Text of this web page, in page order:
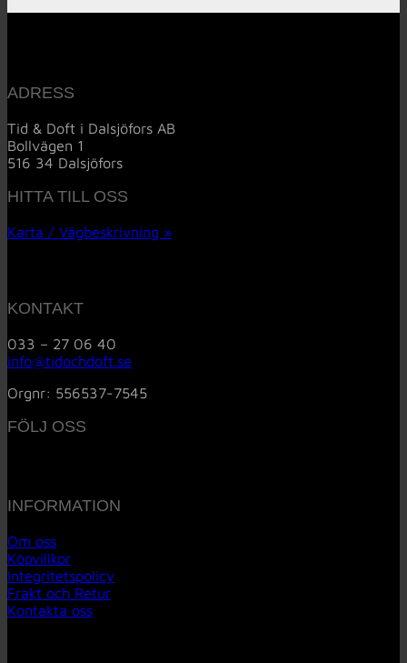
ADRESS
Tid & Doft i Dalsjöfors AB
Bollvägen 1
516 34 Dalsjöfors
HITTA TILL OSS
Karta / Vägbeskrivning »
KONTAKT
033 – 27 06 40
info@tidochdoft.se
Orgnr: 556537-7545
FÖLJ OSS
INFORMATION
Om oss
Köpvillkor
Integritetspolicy
Frakt och Retur
Kontakta oss